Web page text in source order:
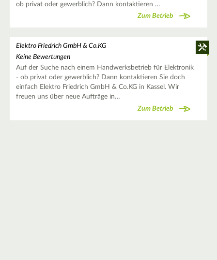
ob privat oder gewerblich? Dann kontaktieren …
Zum Betrieb
Elektro Friedrich GmbH & Co.KG
Keine Bewertungen
Auf der Suche nach einem Handwerksbetrieb für Elektronik
- ob privat oder gewerblich? Dann kontaktieren Sie doch
einfach Elektro Friedrich GmbH & Co.KG in Kassel. Wir
freuen uns über neue Aufträge in…
Zum Betrieb